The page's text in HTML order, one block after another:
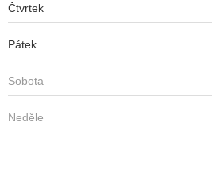
Čtvrtek
Pátek
Sobota
Neděle